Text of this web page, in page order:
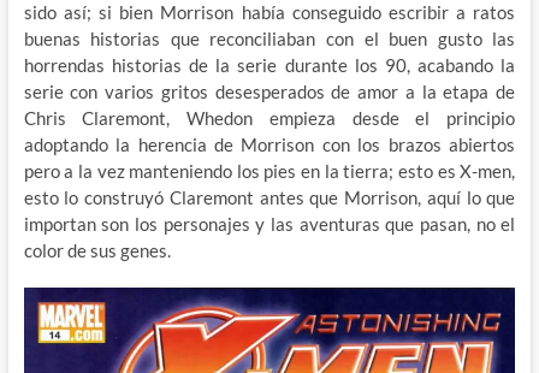
sido así; si bien Morrison había conseguido escribir a ratos
buenas historias que reconciliaban con el buen gusto las
horrendas historias de la serie durante los 90, acabando la
serie con varios gritos desesperados de amor a la etapa de
Chris Claremont, Whedon empieza desde el principio
adoptando la herencia de Morrison con los brazos abiertos
pero a la vez manteniendo los pies en la tierra; esto es X-men,
esto lo construyó Claremont antes que Morrison, aquí lo que
importan son los personajes y las aventuras que pasan, no el
color de sus genes.